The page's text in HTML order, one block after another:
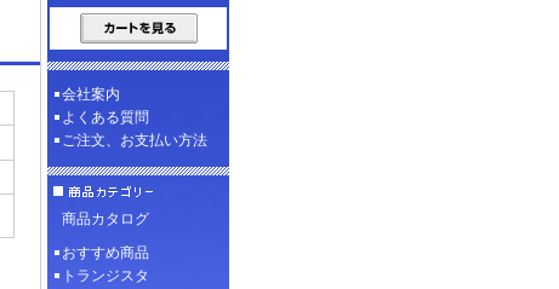
会社案内
よくある質問
ご注文、お支払い方法
商品カタログ
おすすめ商品
トランジスタ